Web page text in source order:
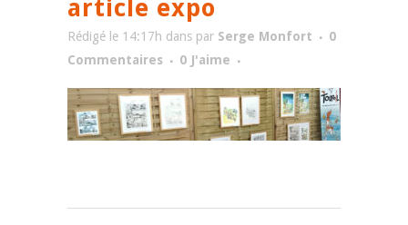
article expo
Rédigé le 14:17h dans par Serge Monfort
0
Commentaires
0 J'aime